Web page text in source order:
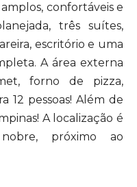
confortáveis e
três suítes,
escritório e uma
A área externa
forno de pizza,
12 pessoas! Além de
A localização é
próximo ao